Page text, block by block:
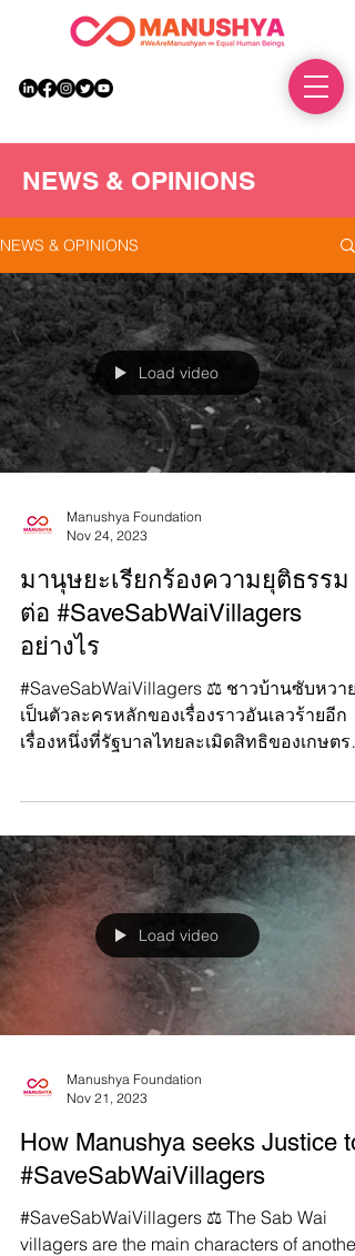
NEWS & OPINIONS
NEWS & OPINIONS
Load video
Manushya Foundation
Nov 24, 2023
มานุษยะเรียกร้องความยุติธรรม
ต่อ #SaveSabWaiVillagers
อย่างไร
#SaveSabWaiVillagers ⚖️ ชาวบ้านซับหวาย
เป็นตัวละครหลักของเรื่องราวอันเลวร้ายอีก
เรื่องหนึ่งที่รัฐบาลไทยละเมิดสิทธิของเกษตรก
Load video
Manushya Foundation
Nov 21, 2023
How Manushya seeks Justice to
#SaveSabWaiVillagers
#SaveSabWaiVillagers ⚖️ The Sab Wai
villagers are the main characters of another